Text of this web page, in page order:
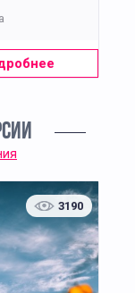
3190